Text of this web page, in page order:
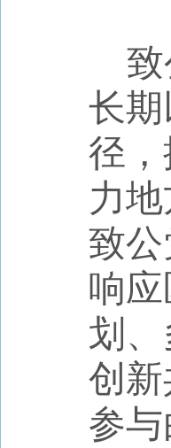
长
径
力
致
响
划
创
参